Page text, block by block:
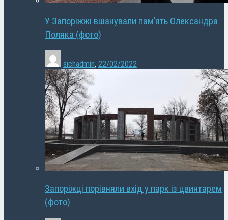
У Запоріжжі вшанували пам’ять Олександра
Поляка (фото)
sichadmin, 22/02/2022
Запоріжці порівняли вхід у парк із цвинтарем
(фото)